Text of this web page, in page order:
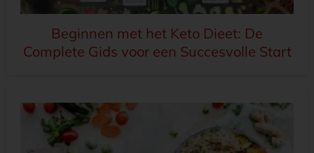
Beginnen met het Keto Dieet: De
Complete Gids voor een Succesvolle Start